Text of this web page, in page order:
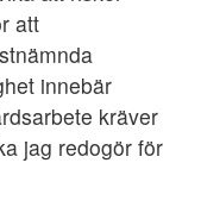
att
innebär
kräver
jag redogör för